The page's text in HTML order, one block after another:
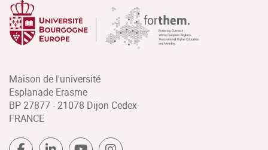
Maison de l'université
Esplanade Erasme
BP 27877 - 21078 Dijon Cedex
FRANCE